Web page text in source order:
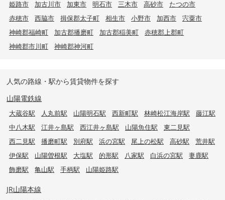
姫路市 加古川市 加東市 明石市 三木市 高砂市
たつの市
赤穂市
西脇市 揖保郡太子町 相生市 小野市 加西市
宍粟市
神崎郡福崎町
加古郡播磨町 加古郡稲美町
赤穂郡上郡町
神崎郡市川町
神崎郡神河町
人気の路線・駅から賃貸物件を探す
山陽電鉄線
大蔵谷駅 人丸前駅 山陽明石駅 西新町駅 林崎松江海岸駅
藤江駅
中八木駅
江井ヶ島駅 西江井ヶ島駅 山陽魚住駅
東二見駅
西二見駅
播磨町駅 別府駅 浜の宮駅 尾上の松駅 高砂駅
荒井駅
伊保駅
山陽曽根駅 大塩駅 的形駅 八家駅 白浜の宮駅
妻鹿駅
飾磨駅
亀山駅 手柄駅 山陽姫路駅
JR山陽本線